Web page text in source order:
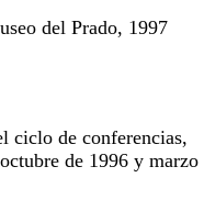
del Prado, 1997
ciclo de conferencias,
de 1996 y marzo